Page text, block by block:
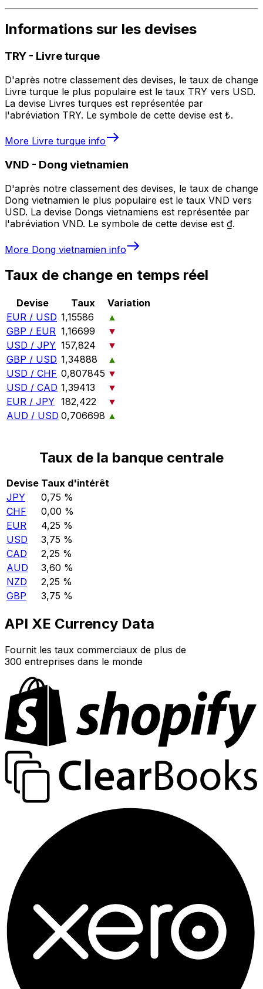
Informations sur les devises
TRY - Livre turque
D'après notre classement des devises, le taux de change
Livre turque le plus populaire est le taux TRY vers USD.
La devise Livres turques est représentée par
l'abréviation TRY. Le symbole de cette devise est ₺.
More Livre turque info
VND - Dong vietnamien
D'après notre classement des devises, le taux de change
Dong vietnamien le plus populaire est le taux VND vers
USD. La devise Dongs vietnamiens est représentée par
l'abréviation VND. Le symbole de cette devise est ₫.
More Dong vietnamien info
Taux de change en temps réel
Devise Taux
Variation
EUR / USD 1,15586
▲
GBP / EUR 1,16699
▼
USD / JPY 157,824
▼
GBP / USD 1,34888
▲
USD / CHF 0,807845 ▼
USD / CAD 1,39413
▼
EUR / JPY 182,422
▼
AUD / USD 0,706698 ▲
Taux de la banque centrale
Devise Taux d'intérêt
JPY
0,75 %
CHF
0,00 %
EUR
4,25 %
USD
3,75 %
CAD
2,25 %
AUD
3,60 %
NZD
2,25 %
GBP
3,75 %
API XE Currency Data
Fournit les taux commerciaux de plus de
300 entreprises dans le monde